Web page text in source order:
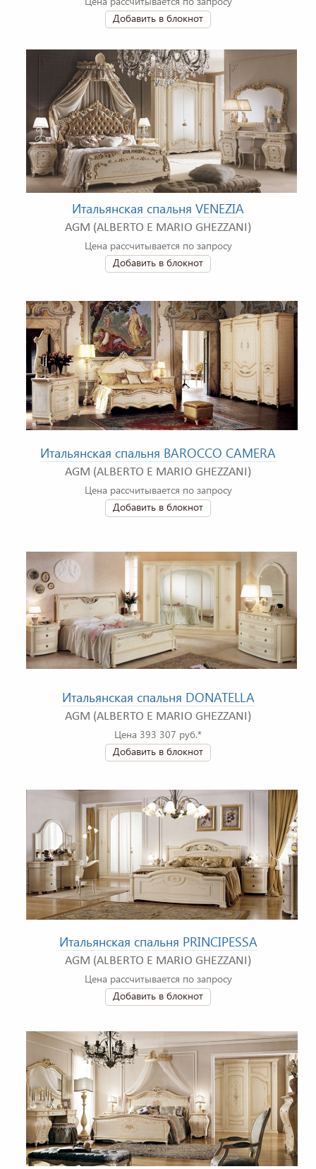
Добавить в блокнот
Итальянская спальня VENEZIA
AGM (ALBERTO E MARIO GHEZZANI)
Цена рассчитывается по запросу
Добавить в блокнот
Итальянская спальня BAROCCO CAMERA
AGM (ALBERTO E MARIO GHEZZANI)
Цена рассчитывается по запросу
Добавить в блокнот
Итальянская спальня DONATELLA
AGM (ALBERTO E MARIO GHEZZANI)
Цена 393 307 руб.*
Добавить в блокнот
Итальянская спальня PRINCIPESSA
AGM (ALBERTO E MARIO GHEZZANI)
Цена рассчитывается по запросу
Добавить в блокнот